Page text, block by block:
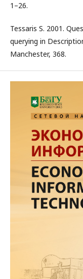
1–26.
Tessaris S. 2001.
querying in
Manchester, 368.